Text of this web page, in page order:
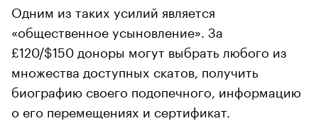
Одним из таких усилий является
«общественное усыновление». За
£120/$150 доноры могут выбрать любого из
множества доступных скатов, получить
биографию своего подопечного, информацию
о его перемещениях и сертификат.